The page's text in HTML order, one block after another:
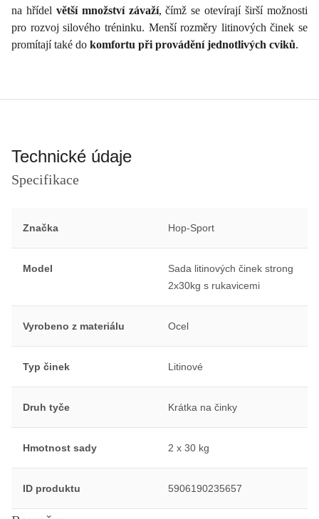
na hřídel větší množství závaží, čímž se otevírají širší možnosti
pro rozvoj silového tréninku. Menší rozměry litinových činek se
promítají také do komfortu při provádění jednotlivých cviků.
Technické údaje
Specifikace
Značka Hop-Sport
Model
Sada litinových činek strong
2x30kg s rukavicemi
Vyrobeno z materiálu Ocel
Typ činek Litinové
Druh tyče Krátka na činky
Hmotnost sady 2 x 30 kg
ID produktu 5906190235657